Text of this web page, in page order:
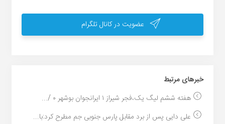
عضویت در کانال تلگرام
خبر‌های مرتبط
هفته ششم لیگ یک،فجر شیراز ۱ ایرانجوان بوشهر ۰ /...
علی دایی پس از برد مقابل پارس جنوبی جم مطرح کرد:با...